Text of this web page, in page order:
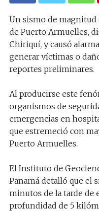
Un sismo de
de Puerto Armuelles,
Chiriquí, y causó
generar víctimas o
reportes preliminares.
Al producirse este
organismos de
emergencias en
que estremeció con
Puerto Armuelles.
El Instituto de
Panamá detalló que el
minutos de la tarde de
profundidad de 5